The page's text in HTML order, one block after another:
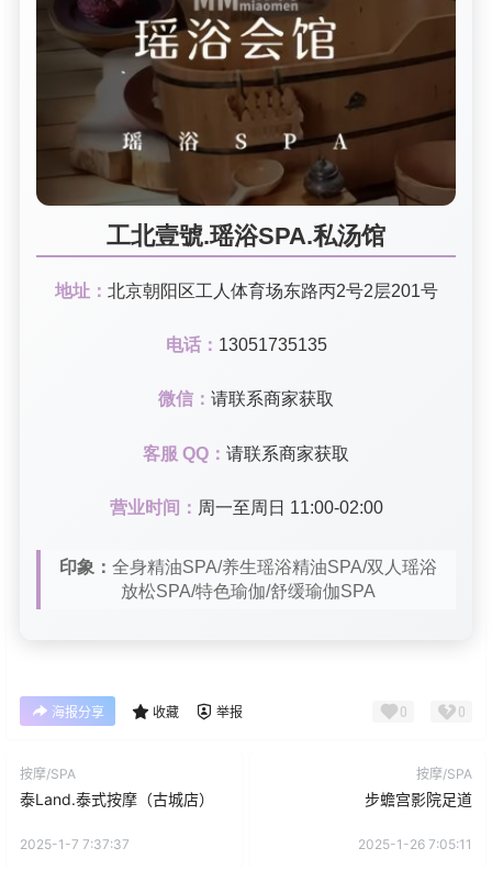
工北壹號.瑶浴SPA.私汤馆
地址： 北京朝阳区工人体育场东路丙2号2层201号
电话： 13051735135
微信： 请联系商家获取
客服 QQ： 请联系商家获取
营业时间： 周一至周日 11:00-02:00
印象： 全身精油SPA/养生瑶浴精油SPA/双人瑶浴
放松SPA/特色瑜伽/舒缓瑜伽SPA
海报分享 收藏 举报 0 0
按摩/SPA
泰Land.泰式按摩（古城店）
2025-1-7 7:37:37
按摩/SPA
步蟾宫影院足道
2025-1-26 7:05:11